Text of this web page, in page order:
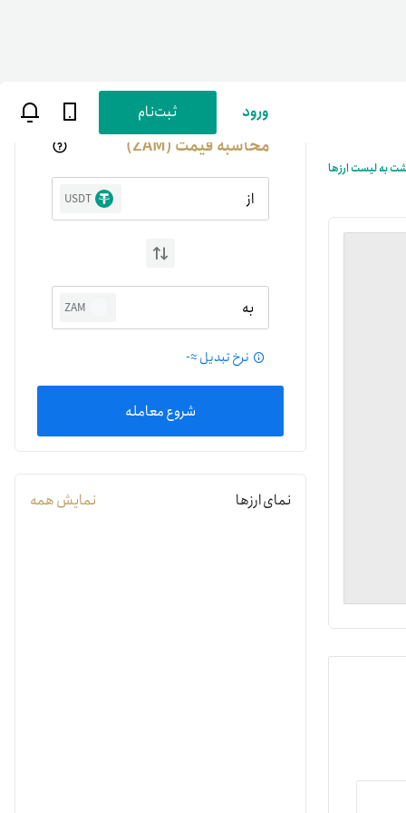
ورود ثبت‌نام
به لیست ارزها
محاسبه قیمت (ZAM)
از USDT
به ZAM
نرخ تبدیل ≈-
شروع معامله
نمای ارزها نمایش همه